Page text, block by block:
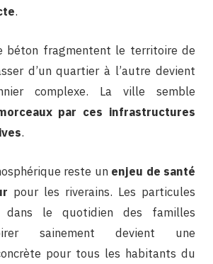
.
béton fragmentent le territoire de
d’un quartier à l’autre devient
complexe. La ville semble
par ces infrastructures
.
reste un enjeu de santé
pour les riverains. Les particules
dans le quotidien des familles
sainement devient une
pour tous les habitants du